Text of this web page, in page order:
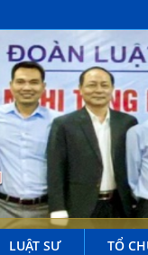
LUẬT SƯ TỔ